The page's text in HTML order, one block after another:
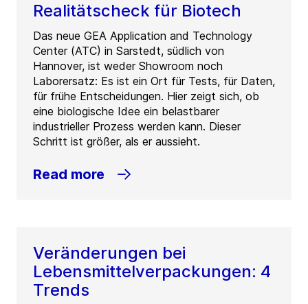
Realitätscheck für Biotech
Das neue GEA Application and Technology
Center (ATC) in Sarstedt, südlich von
Hannover, ist weder Showroom noch
Laborersatz: Es ist ein Ort für Tests, für Daten,
für frühe Entscheidungen. Hier zeigt sich, ob
eine biologische Idee ein belastbarer
industrieller Prozess werden kann. Dieser
Schritt ist größer, als er aussieht.
Read more
Veränderungen bei
Lebensmittelverpackungen: 4
Trends